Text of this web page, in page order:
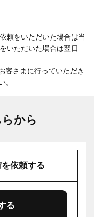
頼をいただいた場合は当
いただいた場合は翌日
客さまに行っていただき
。
から
依頼する
る